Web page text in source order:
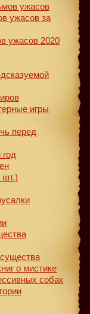
ужасов
ужасов за
ужасов 2020
игры
перед
шт.)
о мистике
собак